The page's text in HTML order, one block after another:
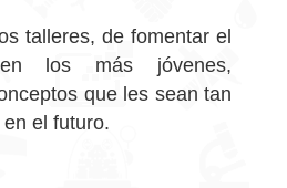
talleres, de fomentar el
los más jóvenes,
que les sean tan
el futuro.